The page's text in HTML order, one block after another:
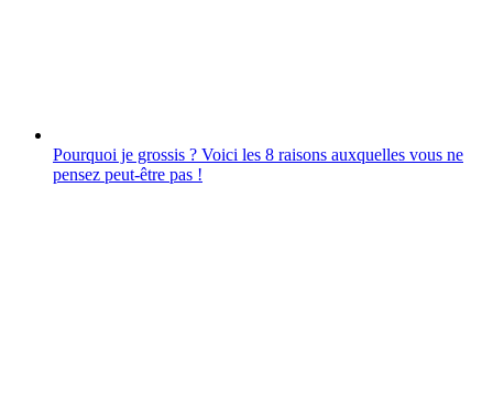
Pourquoi je grossis ? Voici les 8 raisons auxquelles vous ne
pensez peut-être pas !